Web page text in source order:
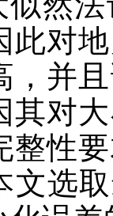
此对
，并
其对
整性
文选